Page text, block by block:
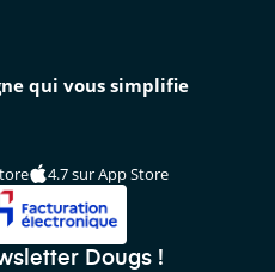
qui vous simplifie
4.7sur App Store
Dougs !